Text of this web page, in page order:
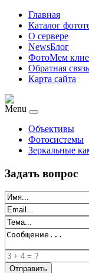
Главная
Каталог
О сервере
NewsБлог
ФотоМем
Обратная связь
Карта сайта
Menu
Объективы
Фотосистемы
Зеркальные
Задать вопрос